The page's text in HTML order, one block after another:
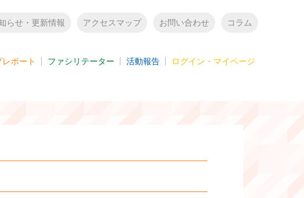
らせ・更新情報 アクセスマップ お問い合わせ コラム
ポート ファシリテーター 活動報告 ログイン・マイページ